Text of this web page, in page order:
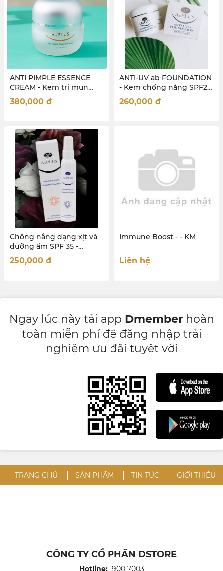
ANTI PIMPLE ESSENCE
CREAM - Kem trị mụn
30ml
380,000 đ
ANTI-UV ab FOUNDATION
- Kem chống nắng SPF25
30ml
260,000 đ
Chống nắng dạng xịt và
dưỡng ẩm SPF 35 -
MOISTURIZING SUN
PROTECTION UV SPRAY
250,000 đ
Immune Boost - - KM
Liên hệ
Ngay lúc này tải app Dmemberhoàn
toàn miễn phí để đăng nhập trải
nghiệm ưu đãi tuyệt vời
TRANG CHỦ SẢN PHẨM TIN TỨC GIỚI THIỆU
CÔNG TY CỔ PHẦN DSTORE
Hotline:1900 7003